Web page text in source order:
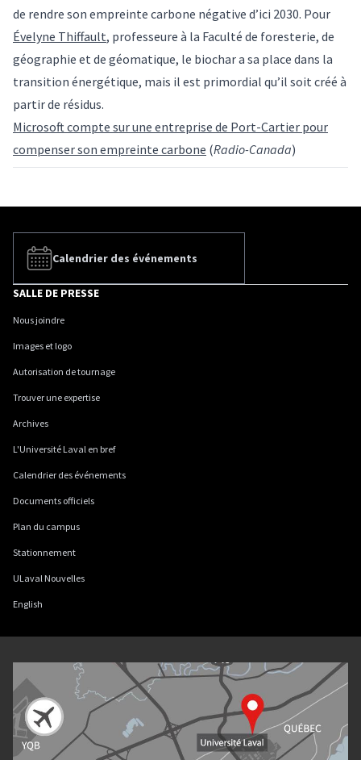
de rendre son empreinte carbone négative d’ici 2030. Pour
Évelyne Thiffault, professeure à la Faculté de foresterie, de
géographie et de géomatique, le biochar a sa place dans la
transition énergétique, mais il est primordial qu’il soit créé à
partir de résidus.
Microsoft compte sur une entreprise de Port-Cartier pour
compenser son empreinte carbone (Radio-Canada)
Calendrier des événements
SALLE DE PRESSE
Nous joindre
Images et logo
Autorisation de tournage
Trouver une expertise
Archives
L'Université Laval en bref
Calendrier des événements
Documents officiels
Plan du campus
Stationnement
ULaval Nouvelles
English